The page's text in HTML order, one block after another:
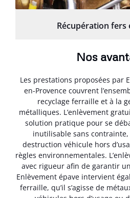
Récupération fers
Nos
Les prestations proposées par
en-Provence couvrent
recyclage ferraille et à la
métalliques. L’enlèvement
solution pratique pour se
inutilisable sans
destruction véhicule hors
règles environnementales.
avec rigueur afin de garantir
Enlèvement épave intervient
ferraille, qu’il s’agisse de